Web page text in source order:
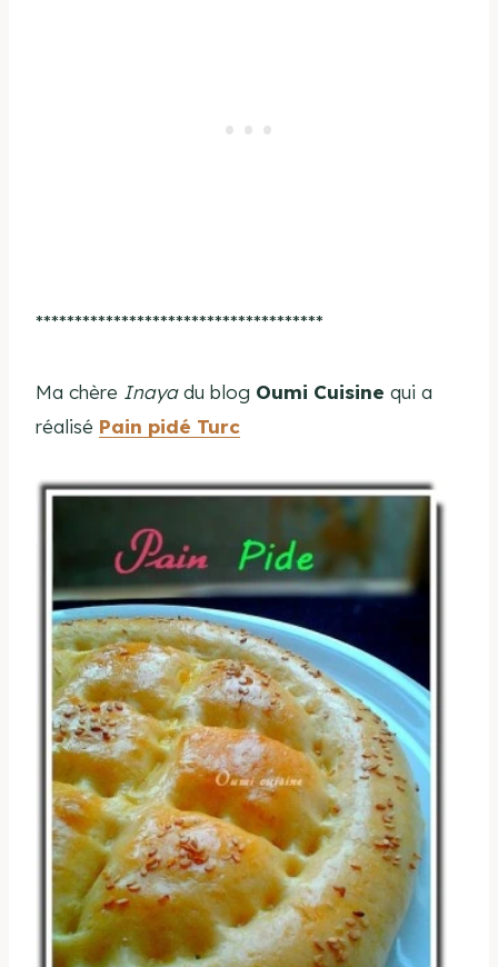
*************************************
Ma chère Inayadu blog Oumi Cuisine qui a
réalisé Pain pidé Turc